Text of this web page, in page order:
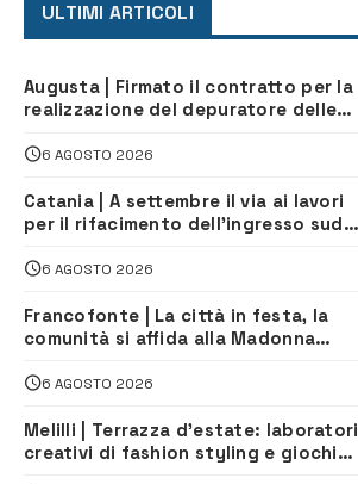
ULTIMI ARTICOLI
Augusta | Firmato il contratto per la
realizzazione del depuratore delle
6 AGOSTO 2026
Catania | A settembre il via ai lavori
per il rifacimento dell’ingresso sud
6 AGOSTO 2026
Francofonte | La città in festa, la
comunità si affida alla Madonna
6 AGOSTO 2026
Melilli | Terrazza d’estate: laboratori
creativi di fashion styling e giochi